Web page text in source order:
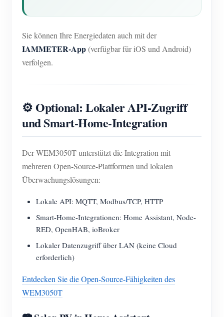
Sie können Ihre Energiedaten auch mit der
IAMMETER-App(verfügbar für iOS und Android)
verfolgen.
⚙️ Optional: Lokaler API-Zugriff
und Smart-Home-Integration
Der WEM3050T unterstützt die Integration mit
mehreren Open-Source-Plattformen und lokalen
Überwachungslösungen:
Lokale API: MQTT, Modbus/TCP, HTTP
Smart-Home-Integrationen: Home Assistant, Node-
RED, OpenHAB, ioBroker
Lokaler Datenzugriff über LAN (keine Cloud
erforderlich)
Entdecken Sie die Open-Source-Fähigkeiten des
WEM3050T